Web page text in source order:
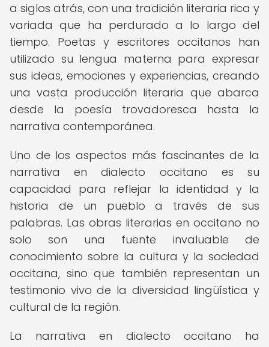
a siglos atrás, con una tradición literaria rica y
variada que ha perdurado a lo largo del
tiempo. Poetas y escritores occitanos han
utilizado su lengua materna para expresar
sus ideas, emociones y experiencias, creando
una vasta producción literaria que abarca
desde la poesía trovadoresca hasta la
narrativa contemporánea.
Uno de los aspectos más fascinantes de la
narrativa en dialecto occitano es su
capacidad para reflejar la identidad y la
historia de un pueblo a través de sus
palabras. Las obras literarias en occitano no
solo son una fuente invaluable de
conocimiento sobre la cultura y la sociedad
occitana, sino que también representan un
testimonio vivo de la diversidad lingüística y
cultural de la región.
La narrativa en dialecto occitano ha